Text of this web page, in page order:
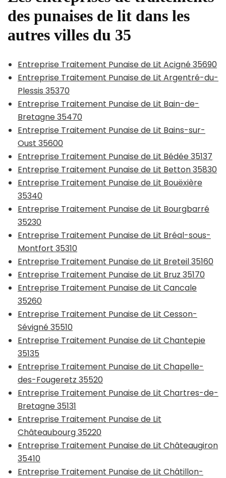
des punaises de lit dans les
autres villes du 35
Entreprise Traitement Punaise de Lit Acigné 35690
Entreprise Traitement Punaise de Lit Argentré-du-
Plessis 35370
Entreprise Traitement Punaise de Lit Bain-de-
Bretagne 35470
Entreprise Traitement Punaise de Lit Bains-sur-
Oust 35600
Entreprise Traitement Punaise de Lit Bédée 35137
Entreprise Traitement Punaise de Lit Betton 35830
Entreprise Traitement Punaise de Lit Bouëxière
35340
Entreprise Traitement Punaise de Lit Bourgbarré
35230
Entreprise Traitement Punaise de Lit Bréal-sous-
Montfort 35310
Entreprise Traitement Punaise de Lit Breteil 35160
Entreprise Traitement Punaise de Lit Bruz 35170
Entreprise Traitement Punaise de Lit Cancale
35260
Entreprise Traitement Punaise de Lit Cesson-
Sévigné 35510
Entreprise Traitement Punaise de Lit Chantepie
35135
Entreprise Traitement Punaise de Lit Chapelle-
des-Fougeretz 35520
Entreprise Traitement Punaise de Lit Chartres-de-
Bretagne 35131
Entreprise Traitement Punaise de Lit
Châteaubourg 35220
Entreprise Traitement Punaise de Lit Châteaugiron
35410
Entreprise Traitement Punaise de Lit Châtillon-